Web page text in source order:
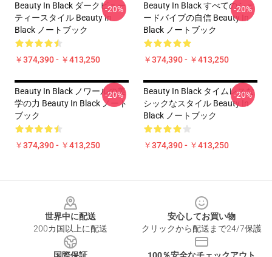
Beauty In Black ダークビュー
ティースタイル Beauty In
Black ノートブック
￥374,390 - ￥413,250
-20%
Beauty In Black すべてのシェ
ードバイブの自信 Beauty In
Black ノートブック
￥374,390 - ￥413,250
-20%
Beauty In Black ノワールの美
学の力 Beauty In Black ノート
ブック
￥374,390 - ￥413,250
-20%
Beauty In Black タイムレスな
シックなスタイル Beauty In
Black ノートブック
￥374,390 - ￥413,250
-20%
世界中に配送
200カ国以上に配送
安心してお買い物
クリックから配送まで24/7保護